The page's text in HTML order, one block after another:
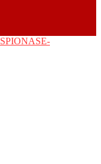
SPIONASE-